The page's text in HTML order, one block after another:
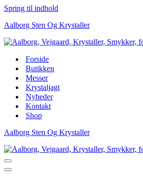
Spring til indhold
Aalborg Sten Og Krystaller
Forside
Butikken
Messer
Krystaljagt
Nyheder
Kontakt
Shop
Aalborg Sten Og Krystaller
Navigation
menu
Navigation